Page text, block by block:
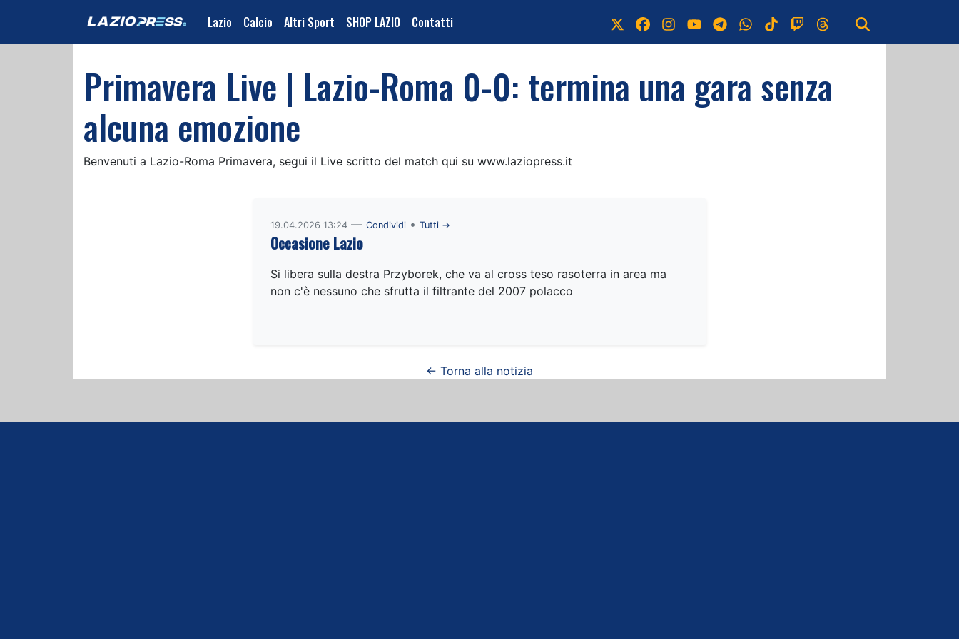
Lazio Calcio Altri Sport SHOP LAZIO Contatti
Primavera Live | Lazio-Roma 0-0: termina una gara senza
alcuna emozione
Benvenuti a Lazio-Roma Primavera, segui il Live scritto del match qui su www.laziopress.it
19.04.2026 13:24— Condividi• Tutti →
Occasione Lazio
Si libera sulla destra Przyborek, che va al cross teso rasoterra in area ma
non c'è nessuno che sfrutta il filtrante del 2007 polacco
← Torna alla notizia